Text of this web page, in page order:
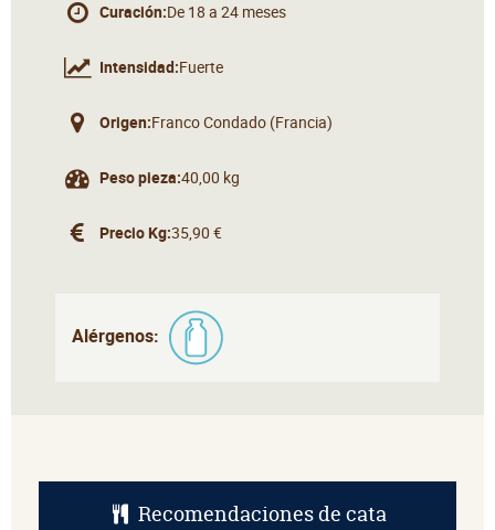
Curación:De 18 a 24 meses
Intensidad:Fuerte
Origen:Franco Condado (Francia)
Peso pieza:40,00 kg
Precio Kg:35,90 €
Alérgenos:
Recomendaciones de cata